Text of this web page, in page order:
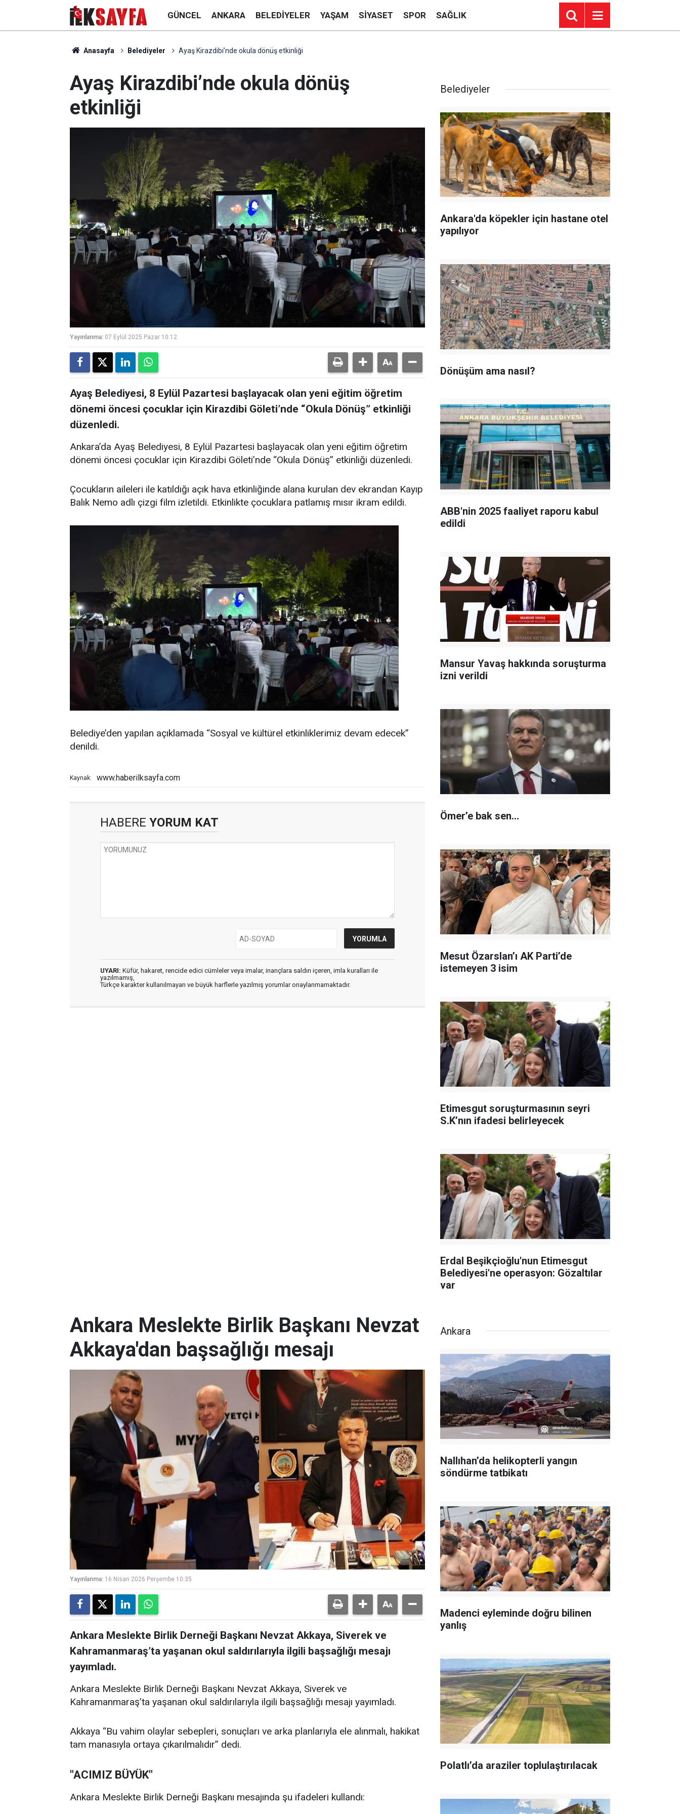
GÜNCEL ANKARA BELEDIYELER YAŞAM SIYASET SPOR SAĞLIK
Anasayfa Belediyeler Ayaş Kirazdibi’nde okula dönüş etkinliği
Ayaş Kirazdibi’nde okula dönüş
etkinliği
Yayınlanma: 07 Eylül 2025 Pazar 10:12
Ayaş Belediyesi, 8 Eylül Pazartesi başlayacak olan yeni eğitim öğretim
dönemi öncesi çocuklar için Kirazdibi Göleti’nde “Okula Dönüş” etkinliği
düzenledi.
Ankara’da Ayaş Belediyesi, 8 Eylül Pazartesi başlayacak olan yeni eğitim öğretim
dönemi öncesi çocuklar için Kirazdibi Göleti’nde “Okula Dönüş” etkinliği düzenledi.
Çocukların aileleri ile katıldığı açık hava etkinliğinde alana kurulan dev ekrandan Kayıp
Balık Nemo adlı çizgi film izletildi. Etkinlikte çocuklara patlamış mısır ikram edildi.
Belediye’den yapılan açıklamada “Sosyal ve kültürel etkinliklerimiz devam edecek”
denildi.
Kaynak: www.haberilksayfa.com
HABERE YORUM KAT
UYARI: Küfür, hakaret, rencide edici cümleler veya imalar, inançlara saldırı içeren, imla kuralları ile
yazılmamış,
Türkçe karakter kullanılmayan ve büyük harflerle yazılmış yorumlar onaylanmamaktadır.
Belediyeler
Ankara'da köpekler için hastane otel
yapılıyor
Dönüşüm ama nasıl?
ABB'nin 2025 faaliyet raporu kabul
edildi
Mansur Yavaş hakkında soruşturma
izni verildi
Ömer’e bak sen…
Mesut Özarslan’ı AK Parti’de
istemeyen 3 isim
Etimesgut soruşturmasının seyri
S.K’nın ifadesi belirleyecek
Erdal Beşikçioğlu'nun Etimesgut
Belediyesi'ne operasyon: Gözaltılar
var
Ankara Meslekte Birlik Başkanı Nevzat
Akkaya'dan başsağlığı mesajı
Yayınlanma: 16 Nisan 2026 Perşembe 10:35
Ankara Meslekte Birlik Derneği Başkanı Nevzat Akkaya, Siverek ve
Kahramanmaraş’ta yaşanan okul saldırılarıyla ilgili başsağlığı mesajı
yayımladı.
Ankara Meslekte Birlik Derneği Başkanı Nevzat Akkaya, Siverek ve
Kahramanmaraş’ta yaşanan okul saldırılarıyla ilgili başsağlığı mesajı yayımladı.
Akkaya “Bu vahim olaylar sebepleri, sonuçları ve arka planlarıyla ele alınmalı, hakikat
tam manasıyla ortaya çıkarılmalıdır” dedi.
"ACIMIZ BÜYÜK"
Ankara Meslekte Birlik Derneği Başkanı mesajında şu ifadeleri kullandı:
Ankara
Nallıhan’da helikopterli yangın
söndürme tatbikatı
Madenci eyleminde doğru bilinen
yanlış
Polatlı’da araziler toplulaştırılacak